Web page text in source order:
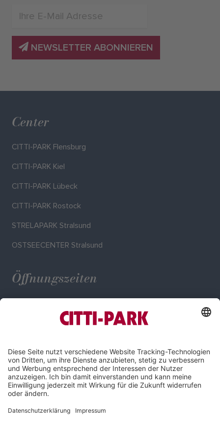
NEWSLETTER ABONNIEREN
Center
CITTI-PARK Flensburg
CITTI-PARK Kiel
CITTI-PARK Lübeck
CITTI-PARK Rostock
STRELAPARK Stralsund
OSTSEECENTER Stralsund
Öffnungszeiten
Impressum
Datenschutz